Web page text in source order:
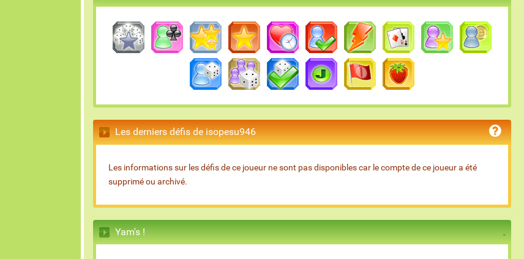
Les derniers défis de isopesu946
Les informations sur les défis de ce joueur ne sont pas disponibles car le compte de ce joueur a été
supprimé ou archivé.
Yam's !